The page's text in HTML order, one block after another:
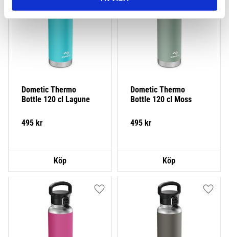
Dometic Thermo
Bottle 120 cl Lagune
495 kr
Dometic Thermo
Bottle 120 cl Moss
495 kr
Lägg till i favoriter Lägg